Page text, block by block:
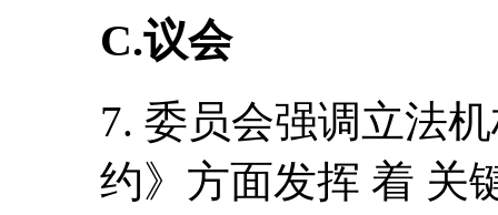
C.议会
7. 委员会强调立法
约》方面发挥 着 关